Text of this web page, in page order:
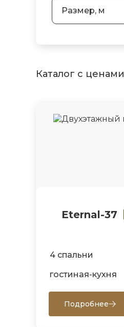
Размер, м
Каталог с ценами
Eternal-37
4 спальни
гостиная-кухня
Подробнее